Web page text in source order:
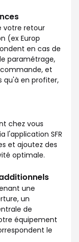
votre retour
(ex Europ
en cas de
paramétrage,
et
qu'à en profiter,
chez vous
l'application SFR
et ajoutez des
optimale.
une
un
de
équipement
le